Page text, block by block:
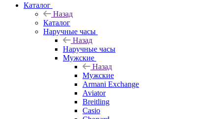
Каталог
Назад
Каталог
Наручные часы
Назад
Наручные часы
Мужские
Назад
Мужские
Armani Exchange
Aviator
Breitling
Casio